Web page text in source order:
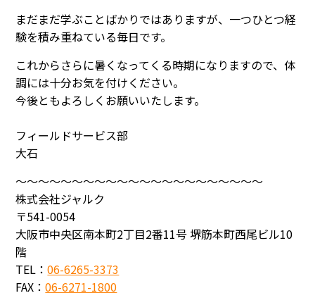
まだまだ学ぶことばかりではありますが、一つひとつ経
験を積み重ねている毎日です。
これからさらに暑くなってくる時期になりますので、体
調には十分お気を付けください。
今後ともよろしくお願いいたします。
フィールドサービス部
大石
～～～～～～～～～～～～～～～～～～～～～～
株式会社ジャルク
〒541-0054
大阪市中央区南本町2丁目2番11号 堺筋本町西尾ビル10
階
TEL：06-6265-3373
FAX：06-6271-1800